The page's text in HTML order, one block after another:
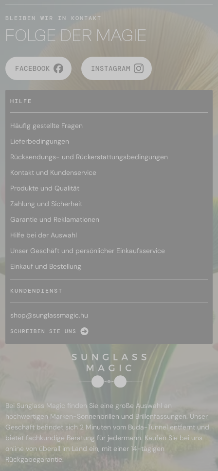
BLEIBEN WIR IN KONTAKT
FOLGE DER MAGIE
FACEBOOK INSTAGRAM
HILFE
Häufig gestellte Fragen
Lieferbedingungen
Rücksendungs- und Rückerstattungsbedingungen
Kontakt und Kundenservice
Produkte und Qualität
Zahlung und Sicherheit
Garantie und Reklamationen
Hilfe bei der Auswahl
Unser Geschäft und persönlicher Einkaufsservice
Einkauf und Bestellung
KUNDENDIENST
shop@sunglassmagic.hu
SCHREIBEN SIE UNS
Bei Sunglass Magic finden Sie eine große Auswahl an
hochwertigen Marken-Sonnenbrillen und Brillenfassungen. Unser
Geschäft befindet sich 2 Minuten vom Buda-Tunnel entfernt und
bietet fachkundige Beratung für jedermann. Kaufen Sie bei uns
online von überall im Land ein, mit einer 14-tägigen
Rückgabegarantie.